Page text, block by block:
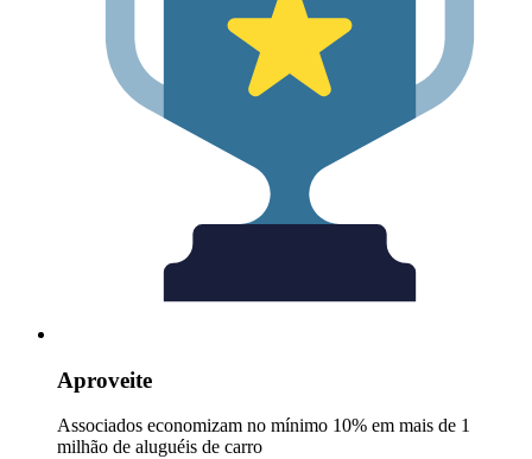
Aproveite
Associados economizam no mínimo 10% em mais de 1
milhão de aluguéis de carro